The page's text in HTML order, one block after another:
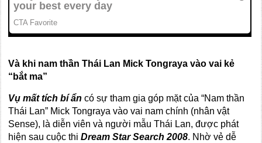
Và khi nam thần Thái Lan Mick Tongraya vào vai kẻ
“bắt ma”
Vụ mất tích bí ẩn có sự tham gia góp mặt của “Nam thần
Thái Lan” Mick Tongraya vào vai nam chính (nhân vật
Sense), là diễn viên và người mẫu Thái Lan, được phát
hiện sau cuộc thiDream Star Search 2008. Nhờ vẻ dễ